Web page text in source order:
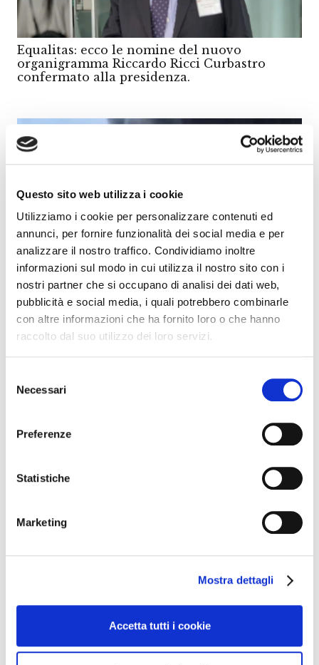
Questo sito web utilizza i cookie
Utilizziamo i cookie per personalizzare contenuti ed
annunci, per fornire funzionalità dei social media e per
analizzare il nostro traffico. Condividiamo inoltre
informazioni sul modo in cui utilizza il nostro sito con i
nostri partner che si occupano di analisi dei dati web,
pubblicità e social media, i quali potrebbero combinarle
con altre informazioni che ha fornito loro o che hanno
raccolto dal suo utilizzo dei loro servizi.
delNecessari
Preferenze
Statistiche
Marketing
Mostra dettagli
Accetta tutti i cookie
Equalitas: ecco le nomine del nuovo
organigramma Riccardo Ricci Curbastro
confermato alla presidenza.
Il Consorzio Tutela Vini di Orvieto esprime
vicinanza all’Università della Tuscia colpita
da un grave incendio
confermato presidente